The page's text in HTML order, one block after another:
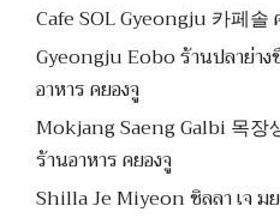
Cafe SOL Gyeongju 카페솔
Gyeongju Eobo ร้านปลาย่าง
อาหาร คยองจู
Mokjang Saeng Galbi 목장
ร้านอาหาร คยองจู
Shilla Je Miyeon ชิลลา เจ ม